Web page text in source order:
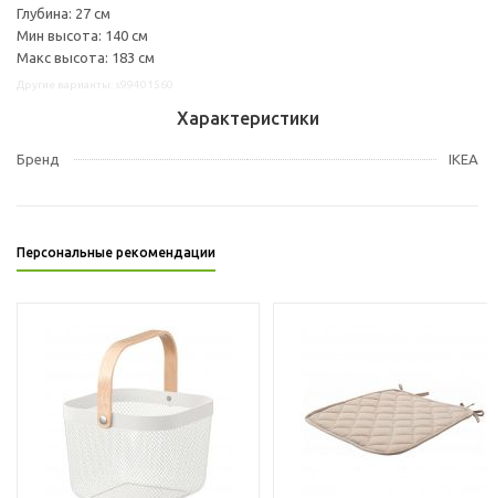
Глубина: 27 см
Мин высота: 140 см
Макс высота: 183 см
Характеристики
Бренд IKEA
Персональные рекомендации